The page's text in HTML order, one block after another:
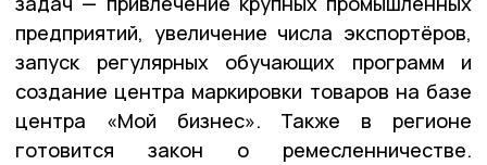
предприятий, увеличение числа экспортёров,
запуск регулярных обучающих программ и
создание центра маркировки товаров на базе
центра «Мой бизнес». Также в регионе
готовится закон о ремесленничестве.